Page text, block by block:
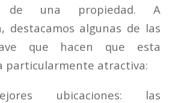
de una propiedad. A
destacamos algunas de las
que hacen que esta
particularmente atractiva:
ubicaciones: las